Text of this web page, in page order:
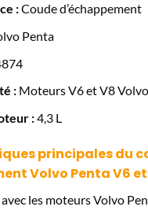
:Coude d’échappement
Penta
:Moteurs V6 et V8
:4,3 L
principales du
Volvo Penta V6
les moteurs Volvo